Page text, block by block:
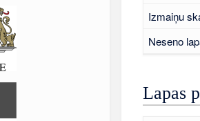
Izmaiņu
Neseno
Lapas